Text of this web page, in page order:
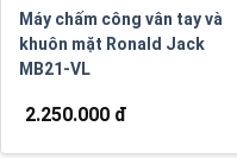
Máy chấm công vân tay và
khuôn mặt Ronald Jack
MB21-VL
2.250.000 đ